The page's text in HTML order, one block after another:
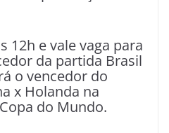
12h e vale vaga para
da partida Brasil
o vencedor do
x Holanda na
do Mundo.